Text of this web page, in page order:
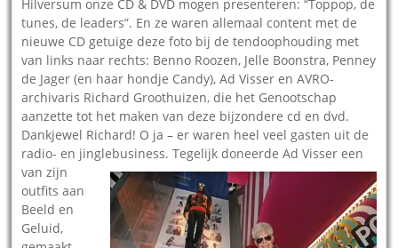
Hilversum onze CD & DVD mogen presenteren: “Toppop, de
tunes, de leaders”. En ze waren allemaal content met de
nieuwe CD getuige deze foto bij de tendoophouding met
van links naar rechts: Benno Roozen, Jelle Boonstra, Penney
de Jager (en haar hondje Candy), Ad Visser en AVRO-
archivaris Richard Groothuizen, die het Genootschap
aanzette tot het maken van deze bijzondere cd en dvd.
Dankjewel Richard! O ja – er waren heel veel gasten uit de
radio- en jinglebusiness.Tegelijk doneerde Ad Visser een
van zijn
outfits aan
Beeld en
Geluid,